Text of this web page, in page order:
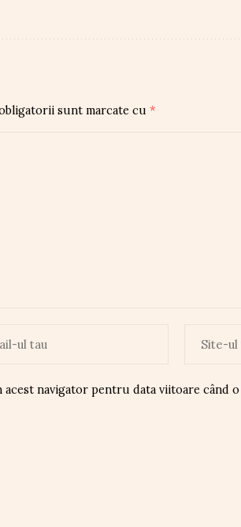
sunt marcate cu *
navigator pentru data viitoare când o